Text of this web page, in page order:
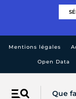
Que
Mentions légales
Open Data